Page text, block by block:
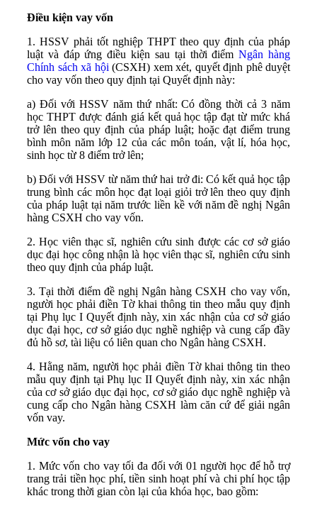
Điều kiện vay vốn
1. HSSV phải tốt nghiệp THPT theo quy định của pháp
luật và đáp ứng điều kiện sau tại thời điểmNgân hàng
Chính sách xã hội (CSXH) xem xét, quyết định phê duyệt
cho vay vốn theo quy định tại Quyết định này:
a) Đối với HSSV năm thứ nhất: Có đồng thời cả 3 năm
học THPT được đánh giá kết quả học tập đạt từ mức khá
trở lên theo quy định của pháp luật; hoặc đạt điểm trung
bình môn năm lớp 12 của các môn toán, vật lí, hóa học,
sinh học từ 8 điểm trở lên;
b) Đối với HSSV từ năm thứ hai trở đi: Có kết quả học tập
trung bình các môn học đạt loại giỏi trở lên theo quy định
của pháp luật tại năm trước liền kề với năm đề nghị Ngân
hàng CSXH cho vay vốn.
2. Học viên thạc sĩ, nghiên cứu sinh được các cơ sở giáo
dục đại học công nhận là học viên thạc sĩ, nghiên cứu sinh
theo quy định của pháp luật.
3. Tại thời điểm đề nghị Ngân hàng CSXH cho vay vốn,
người học phải điền Tờ khai thông tin theo mẫu quy định
tại Phụ lục I Quyết định này, xin xác nhận của cơ sở giáo
dục đại học, cơ sở giáo dục nghề nghiệp và cung cấp đầy
đủ hồ sơ, tài liệu có liên quan cho Ngân hàng CSXH.
4. Hằng năm, người học phải điền Tờ khai thông tin theo
mẫu quy định tại Phụ lục II Quyết định này, xin xác nhận
của cơ sở giáo dục đại học, cơ sở giáo dục nghề nghiệp và
cung cấp cho Ngân hàng CSXH làm căn cứ để giải ngân
vốn vay.
Mức vốn cho vay
1. Mức vốn cho vay tối đa đối với 01 người học để hỗ trợ
trang trải tiền học phí, tiền sinh hoạt phí và chi phí học tập
khác trong thời gian còn lại của khóa học, bao gồm: